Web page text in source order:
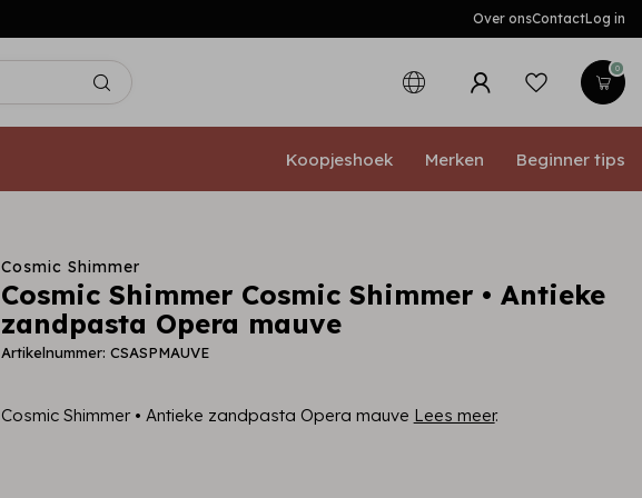
Over onsContactLog in
0
Koopjeshoek Merken Beginner tips
Cosmic Shimmer
Cosmic Shimmer Cosmic Shimmer • Antieke
zandpasta Opera mauve
Artikelnummer: CSASPMAUVE
Cosmic Shimmer • Antieke zandpasta Opera mauve Lees meer.